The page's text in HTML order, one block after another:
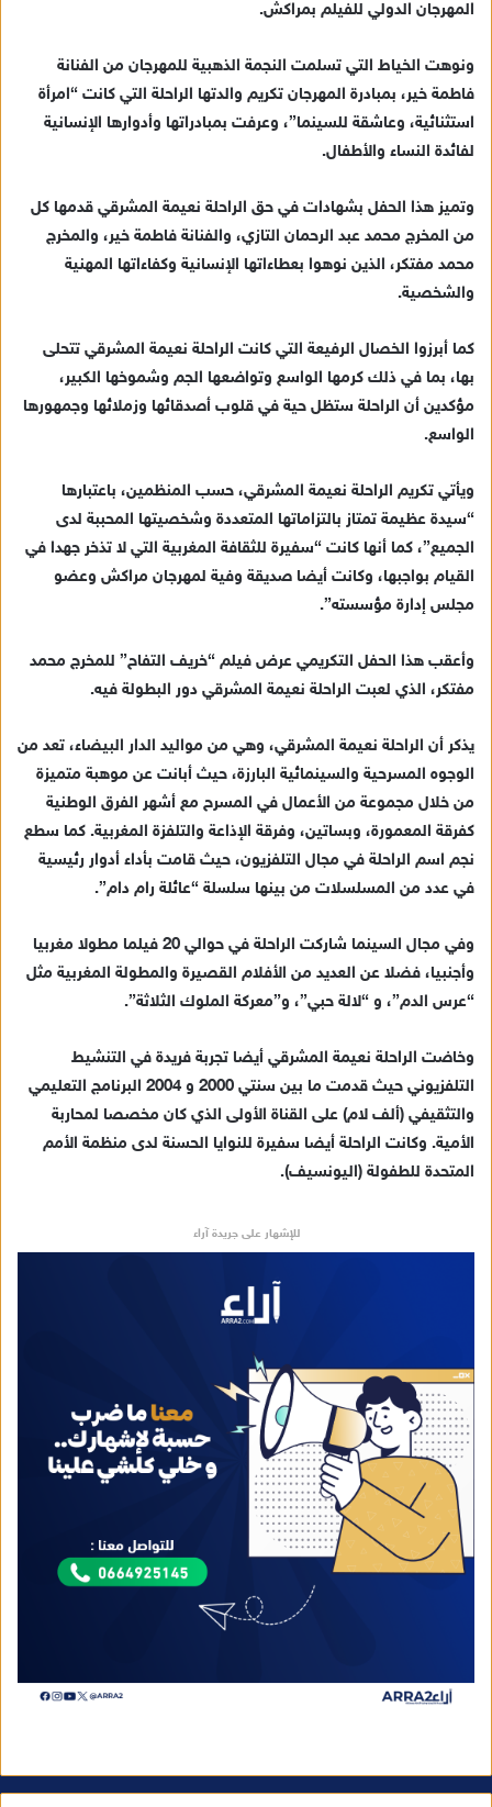
المهرجان الدولي للفيلم بمراكش.
ونوهت الخياط التي تسلمت النجمة الذهبية للمهرجان من الفنانة
فاطمة خير، بمبادرة المهرجان تكريم والدتها الراحلة التي كانت “امرأة
استثنائية، وعاشقة للسينما”، وعرفت بمبادراتها وأدوارها الإنسانية
لفائدة النساء والأطفال.
وتميز هذا الحفل بشهادات في حق الراحلة نعيمة المشرقي قدمها كل
من المخرج محمد عبد الرحمان التازي، والفنانة فاطمة خير، والمخرج
محمد مفتكر، الذين نوهوا بعطاءاتها الإنسانية وكفاءاتها المهنية
والشخصية.
كما أبرزوا الخصال الرفيعة التي كانت الراحلة نعيمة المشرقي تتحلى
بها، بما في ذلك كرمها الواسع وتواضعها الجم وشموخها الكبير،
مؤكدين أن الراحلة ستظل حية في قلوب أصدقائها وزملائها وجمهورها
الواسع.
ويأتي تكريم الراحلة نعيمة المشرقي، حسب المنظمين، باعتبارها
“سيدة عظيمة تمتاز بالتزاماتها المتعددة وشخصيتها المحببة لدى
الجميع”، كما أنها كانت “سفيرة للثقافة المغربية التي لا تذخر جهدا في
القيام بواجبها، وكانت أيضا صديقة وفية لمهرجان مراكش وعضو
مجلس إدارة مؤسسته”.
وأعقب هذا الحفل التكريمي عرض فيلم “خريف التفاح” للمخرج محمد
مفتكر، الذي لعبت الراحلة نعيمة المشرقي دور البطولة فيه.
يذكر أن الراحلة نعيمة المشرقي، وهي من مواليد الدار البيضاء، تعد من
الوجوه المسرحية والسينمائية البارزة، حيث أبانت عن موهبة متميزة
من خلال مجموعة من الأعمال في المسرح مع أشهر الفرق الوطنية
كفرقة المعمورة، وبساتين، وفرقة الإذاعة والتلفزة المغربية. كما سطع
نجم اسم الراحلة في مجال التلفزيون، حيث قامت بأداء أدوار رئيسية
في عدد من المسلسلات من بينها سلسلة “عائلة رام دام”.
وفي مجال السينما شاركت الراحلة في حوالي 20 فيلما مطولا مغربيا
وأجنبيا، فضلا عن العديد من الأفلام القصيرة والمطولة المغربية مثل
“عرس الدم”، و “لالة حبي”، و”معركة الملوك الثلاثة”.
وخاضت الراحلة نعيمة المشرقي أيضا تجربة فريدة في التنشيط
التلفزيوني حيث قدمت ما بين سنتي 2000 و 2004 البرنامج التعليمي
والتثقيفي (ألف لام) على القناة الأولى الذي كان مخصصا لمحاربة
الأمية. وكانت الراحلة أيضا سفيرة للنوايا الحسنة لدى منظمة الأمم
المتحدة للطفولة (اليونسيف).
للإشهار على جريدة آراء